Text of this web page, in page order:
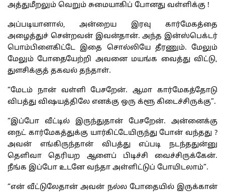
அத்துமீறலும் வெறும் சுமையாகிப் போனது வள்ளிக்கு !
அப்படியானால், அன்றைய இரவு கார்மேகத்தை
அழைத்துச் சென்றவன் இவன்தான். அந்த இன்ஸ்பெக்டர்
பொம்பிளைகிட்டே இதை சொல்லியே தீரணும். மேலும்
மேலும் போதையேற்றி அவனை மயங்க வைத்து விட்டு,
துளசிக்குத் தகவல் தந்தாள்.
“மேடம் நான் வள்ளி பேசறேன். ஆமா கார்மேகத்தோடு
விபத்து விஷயத்திலே எனக்கு ஒரு க்ளூ கிடைச்சிருக்கு”.
“இப்போ வீட்டில் இருந்துதான் பேசறேன். அன்னைக்கு
நைட் கார்மேகத்துக்கு யார்கிட்டேயிருந்து போன் வந்தது ?
அவன் எங்கிருந்தான் விபத்து எப்படி நடந்ததுன்னு
தெளிவா தெரியற ஆளைப் பிடிச்சி வைச்சிருக்கேன்.
நீங்க இப்போ உடனே வந்தா அள்ளிட்டுப் போயிடலாம்”.
“என் வீட்டுலேதான் அவன் நல்ல போதையில் இருக்கான்